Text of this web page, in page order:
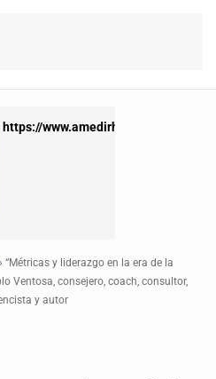
https://www.amedirh.com.mx
https://www.amedirh.com.mx
“Métricas y liderazgo en la era de la
Ventosa, consejero, coach, consultor,
y autor